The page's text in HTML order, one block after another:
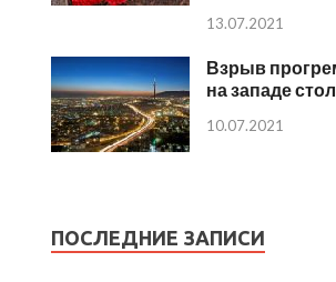
13.07.2021
Взрыв
на западе
10.07.2021
ПОСЛЕДНИЕ ЗАПИСИ